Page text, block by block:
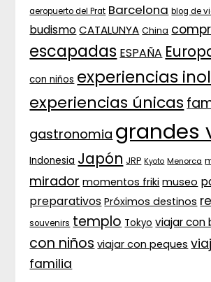
aeropuerto del Prat Barcelona blog de
budismo CATALUNYA China
escapadas ESPAÑA
con niños experiencias
experiencias únicas
gastronomia grandes
Indonesia Japón JRP Kyoto Menorca
mirador momentos friki museo
preparativos Próximos destinos
souvenirs templo Tokyo viajar con
con niños viajar con peques
familia